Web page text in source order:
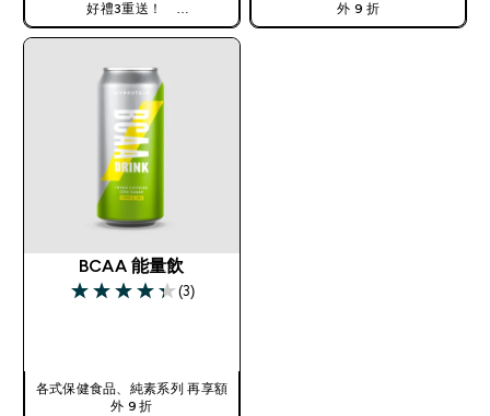
好禮3重送！
使用優惠碼，獲得額外折扣：
外 9 折
BCAA 能量飲
4.33 out of 5 stars
(3)
各式保健食品、純素系列 再享額
外 9 折